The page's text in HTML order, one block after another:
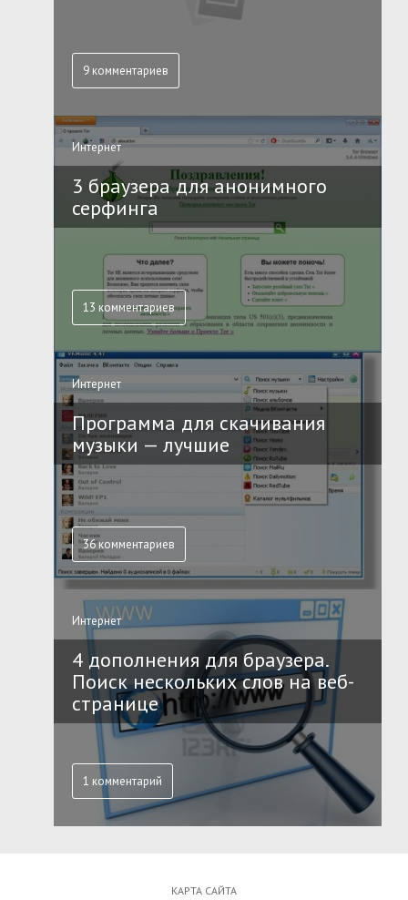
9 комментариев
Интернет
3 браузера для анонимного
серфинга
13 комментариев
Интернет
Программа для скачивания
музыки — лучшие
36 комментариев
Интернет
4 дополнения для браузера.
Поиск нескольких слов на веб-
странице
1 комментарий
КАРТА САЙТА